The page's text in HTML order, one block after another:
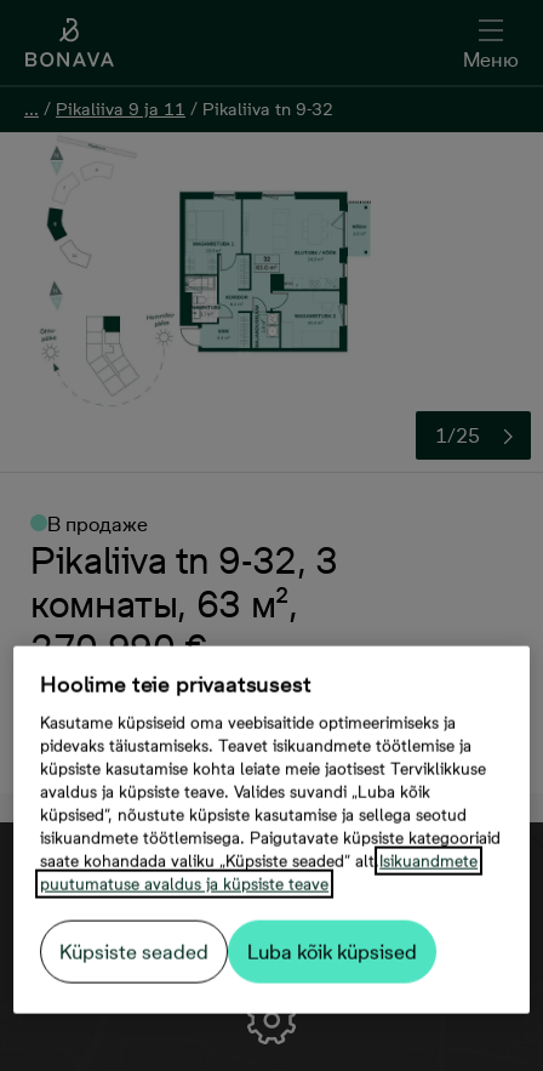
Меню
... / Pikaliiva 9 ja 11 / Pikaliiva tn 9-32
1/25
В продаже
Pikaliiva tn 9-32, 3
комнаты, 63 м²,
270 990 €
Oставить контактную информацию
Меню
... / Pikaliiva 9 ja 11 / Pikaliiva tn 9-32
Hoolime teie privaatsusest
Kasutame küpsiseid oma veebisaitide optimeerimiseks ja
pidevaks täiustamiseks. Teavet isikuandmete töötlemise ja
küpsiste kasutamise kohta leiate meie jaotisest Terviklikkuse
avaldus ja küpsiste teave. Valides suvandi „Luba kõik
küpsised“, nõustute küpsiste kasutamise ja sellega seotud
isikuandmete töötlemisega. Paigutavate küpsiste kategooriaid
saate kohandada valiku „Küpsiste seaded“ alt.Isikuandmete
puutumatuse avaldus ja küpsiste teave
Küpsiste seaded Luba kõik küpsised